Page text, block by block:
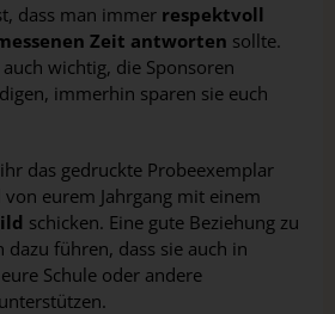
dass man immer respektvoll
Zeit antworten sollte.
wichtig, die Sponsoren
immerhin sparen sie euch
das gedruckte Probeexemplar
eurem Jahrgang mit einem
schicken. Eine gute Beziehung zu
dazu führen, dass sie auch in
Schule oder andere